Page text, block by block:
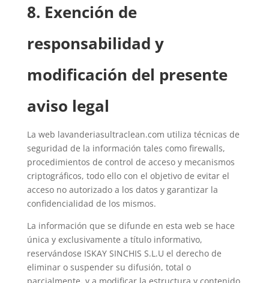
8. Exención de
responsabilidad y
modificación del presente
aviso legal
La web lavanderiasultraclean.com utiliza técnicas de
seguridad de la información tales como firewalls,
procedimientos de control de acceso y mecanismos
criptográficos, todo ello con el objetivo de evitar el
acceso no autorizado a los datos y garantizar la
confidencialidad de los mismos.
La información que se difunde en esta web se hace
única y exclusivamente a título informativo,
reservándose ISKAY SINCHIS S.L.U el derecho de
eliminar o suspender su difusión, total o